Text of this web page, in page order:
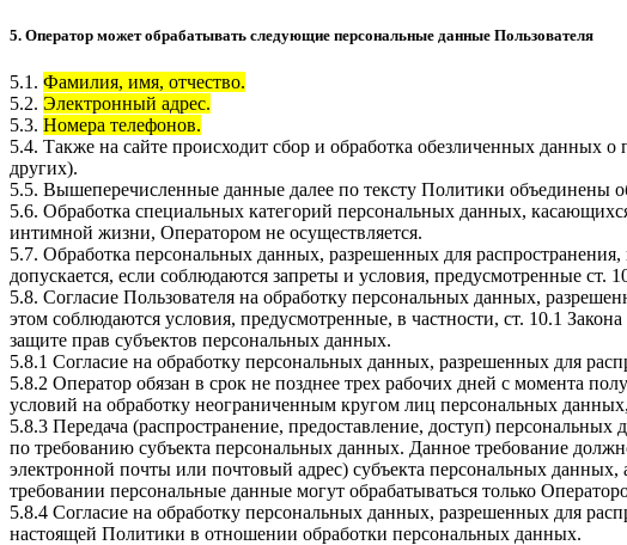
5. Оператор может обрабатывать следующие персональные данные Пользователя
5.1. Фамилия, имя, отчество.
5.2. Электронный адрес.
5.3. Номера телефонов.
5.4. Также на сайте происходит сбор и обработка обезличенных данных
других).
5.5. Вышеперечисленные данные далее по тексту Политики объединены
5.6. Обработка специальных категорий персональных данных,
интимной жизни, Оператором не осуществляется.
5.7. Обработка персональных данных, разрешенных для
допускается, если соблюдаются запреты и условия, предусмотренные ст.
5.8. Согласие Пользователя на обработку персональных данных,
этом соблюдаются условия, предусмотренные, в частности, ст. 10.1
защите прав субъектов персональных данных.
5.8.1 Согласие на обработку персональных данных, разрешенных для
5.8.2 Оператор обязан в срок не позднее трех рабочих дней с момента
условий на обработку неограниченным кругом лиц персональных
5.8.3 Передача (распространение, предоставление, доступ)
по требованию субъекта персональных данных. Данное требование
электронной почты или почтовый адрес) субъекта персональных
требовании персональные данные могут обрабатываться только
5.8.4 Согласие на обработку персональных данных, разрешенных для
настоящей Политики в отношении обработки персональных данных.